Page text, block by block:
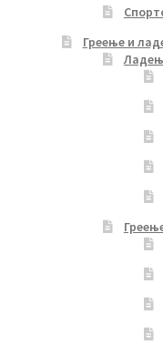
Греење и